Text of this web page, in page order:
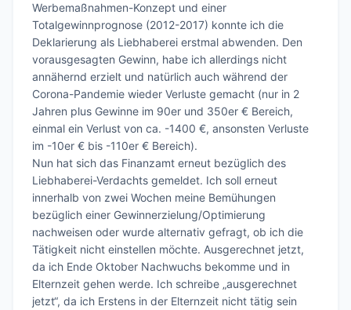
Werbemaßnahmen-Konzept und einer
Totalgewinnprognose (2012-2017) konnte ich die
Deklarierung als Liebhaberei erstmal abwenden. Den
vorausgesagten Gewinn, habe ich allerdings nicht
annähernd erzielt und natürlich auch während der
Corona-Pandemie wieder Verluste gemacht (nur in 2
Jahren plus Gewinne im 90er und 350er € Bereich,
einmal ein Verlust von ca. -1400 €, ansonsten Verluste
im -10er € bis -110er € Bereich).
Nun hat sich das Finanzamt erneut bezüglich des
Liebhaberei-Verdachts gemeldet. Ich soll erneut
innerhalb von zwei Wochen meine Bemühungen
bezüglich einer Gewinnerzielung/Optimierung
nachweisen oder wurde alternativ gefragt, ob ich die
Tätigkeit nicht einstellen möchte. Ausgerechnet jetzt,
da ich Ende Oktober Nachwuchs bekomme und in
Elternzeit gehen werde. Ich schreibe „ausgerechnet
jetzt“, da ich Erstens in der Elternzeit nicht tätig sein